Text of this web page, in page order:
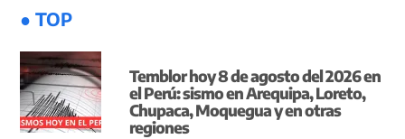
● TOP
Temblor hoy 8 de agosto del 2026 en
el Perú: sismo en Arequipa, Loreto,
Chupaca, Moquegua y en otras
regiones